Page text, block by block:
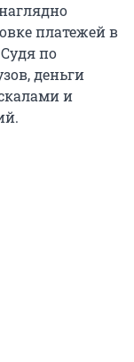
платежей в
по
деньги
и